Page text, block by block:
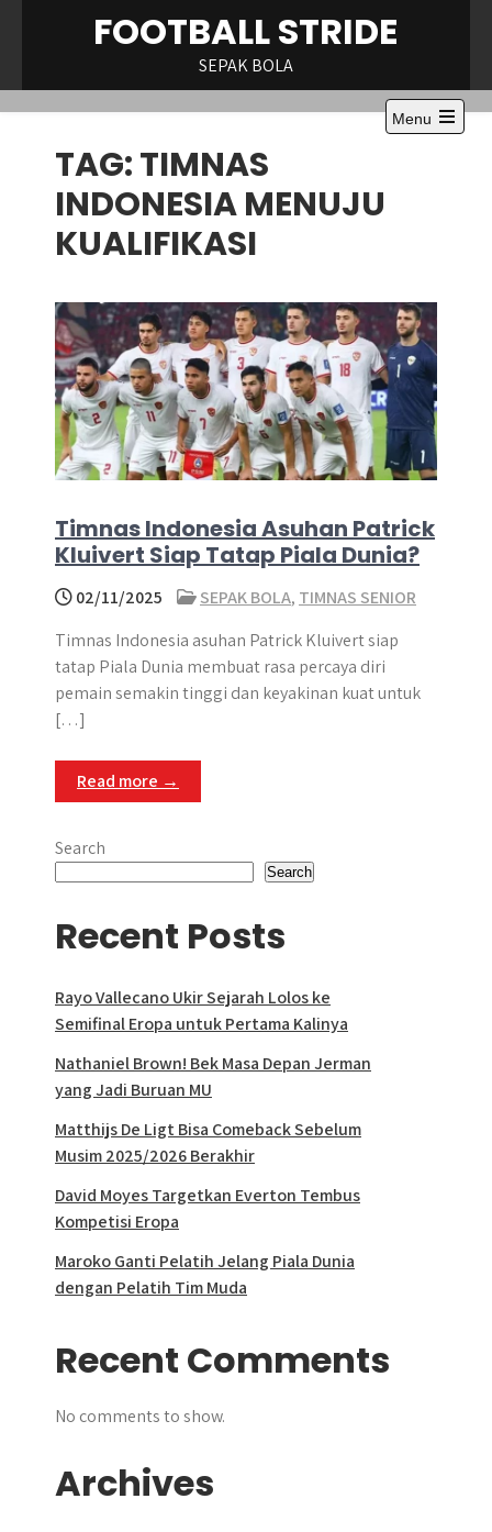
FOOTBALL STRIDE
SEPAK BOLA
Menu
Open
TAG:TIMNAS
INDONESIA MENUJU
KUALIFIKASI
Timnas Indonesia Asuhan Patrick
Kluivert Siap Tatap Piala Dunia?
02/11/2025 SEPAK BOLA, TIMNAS SENIOR
Timnas Indonesia asuhan Patrick Kluivert siap
tatap Piala Dunia membuat rasa percaya diri
pemain semakin tinggi dan keyakinan kuat untuk
[…]
Read more →
Search
Search
Recent Posts
Rayo Vallecano Ukir Sejarah Lolos ke
Semifinal Eropa untuk Pertama Kalinya
Nathaniel Brown! Bek Masa Depan Jerman
yang Jadi Buruan MU
Matthijs De Ligt Bisa Comeback Sebelum
Musim 2025/2026 Berakhir
David Moyes Targetkan Everton Tembus
Kompetisi Eropa
Maroko Ganti Pelatih Jelang Piala Dunia
dengan Pelatih Tim Muda
Recent Comments
No comments to show.
Archives